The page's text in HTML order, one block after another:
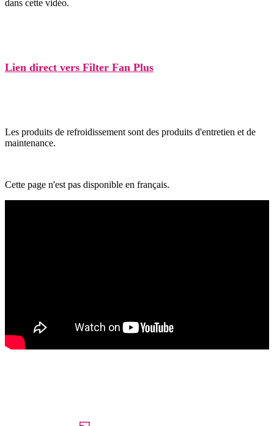
dans cette vidéo.
Lien direct vers Filter Fan Plus
Les produits de refroidissement sont des produits d'entretien et de
maintenance.
Cette page n'est pas disponible en français.